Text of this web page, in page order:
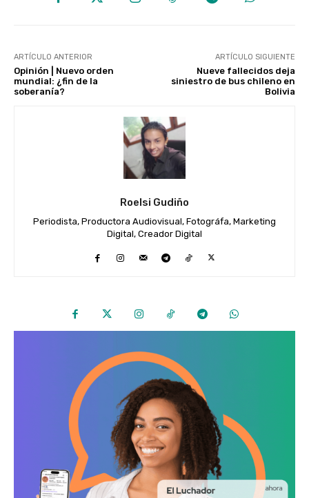
ARTÍCULO ANTERIOR
Opinión | Nuevo orden
mundial: ¿fin de la
soberanía?
ARTÍCULO SIGUIENTE
Nueve fallecidos deja
siniestro de bus chileno en
Bolivia
Roelsi Gudiño
Periodista, Productora Audiovisual, Fotográfa, Marketing
Digital, Creador Digital